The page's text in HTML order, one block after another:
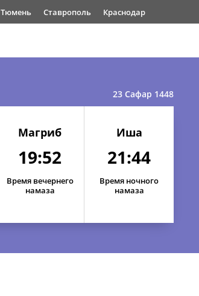
Тюмень Ставрополь Краснодар
23 Сафар 1448
Магриб
19:52
Время вечернего
намаза
Иша
21:44
Время ночного
намаза